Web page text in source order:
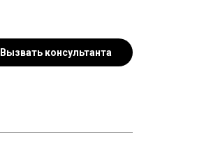
Вызвать консультанта